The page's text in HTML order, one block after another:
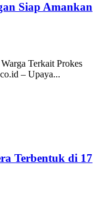
Siap Amankan
Terkait Prokes
– Upaya...
Terbentuk di 17